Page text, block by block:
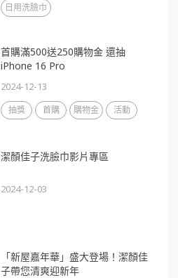
日用洗臉巾
首購滿500送250購物金 還抽
iPhone 16 Pro
2024-12-13
抽獎 首購 購物金 活動
潔顏佳子洗臉巾影片專區
2024-12-03
「新屋嘉年華」盛大登場！潔顏佳
子帶您清爽迎新年